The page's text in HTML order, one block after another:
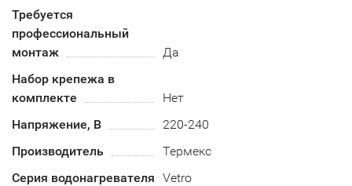
Требуется
профессиональный
монтаж
Да
Набор крепежа в
комплекте
Нет
Напряжение, В
220-240
Производитель
Термекс
Серия водонагревателя Vetro